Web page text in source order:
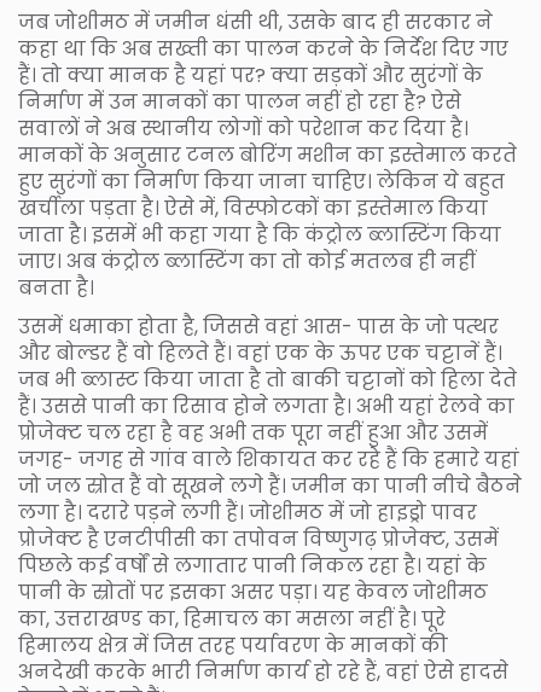
जब जोशीमठ में जमीन धंसी थी, उसके बाद ही सरकार ने
कहा था कि अब सख्ती का पालन करने के निर्देश दिए गए
हैं। तो क्या मानक है यहां पर? क्या सड़कों और सुरंगों के
निर्माण में उन मानकों का पालन नहीं हो रहा है? ऐसे
सवालों ने अब स्थानीय लोगों को परेशान कर दिया है।
मानकों के अनुसार टनल बोरिंग मशीन का इस्तेमाल करते
हुए सुरंगों का निर्माण किया जाना चाहिए। लेकिन ये बहुत
खर्चीला पड़ता है। ऐसे में, विस्फोटकों का इस्तेमाल किया
जाता है। इसमें भी कहा गया है कि कंट्रोल ब्लास्टिंग किया
जाए। अब कंट्रोल ब्लास्टिंग का तो कोई मतलब ही नहीं
बनता है।
उसमें धमाका होता है, जिससे वहां आस- पास के जो पत्थर
और बोल्डर हैं वो हिलते हैं। वहां एक के ऊपर एक चट्टानें हैं।
जब भी ब्लास्ट किया जाता है तो बाकी चट्टानों को हिला देते
हैं। उससे पानी का रिसाव होने लगता है। अभी यहां रेलवे का
प्रोजेक्ट चल रहा है वह अभी तक पूरा नहीं हुआ और उसमें
जगह- जगह से गांव वाले शिकायत कर रहे हैं कि हमारे यहां
जो जल स्रोत हैं वो सूखने लगे हैं। जमीन का पानी नीचे बैठने
लगा है। दरारे पड़ने लगी हैं। जोशीमठ में जो हाइड्रो पावर
प्रोजेक्ट है एनटीपीसी का तपोवन विष्णुगढ़ प्रोजेक्ट, उसमें
पिछले कई वर्षों से लगातार पानी निकल रहा है। यहां के
पानी के स्रोतों पर इसका असर पड़ा। यह केवल जोशीमठ
का, उत्तराखण्ड का, हिमाचल का मसला नहीं है। पूरे
हिमालय क्षेत्र में जिस तरह पर्यावरण के मानकों की
अनदेखी करके भारी निर्माण कार्य हो रहे हैं, वहां ऐसे हादसे